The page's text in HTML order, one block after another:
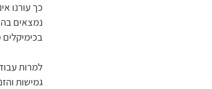
כך עורנו
נמצאים
בכימיקלים
למרות
גמישות